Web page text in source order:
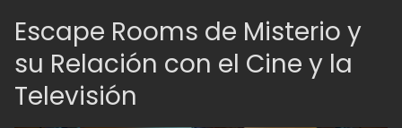
Escape Rooms de Misterio y
su Relación con el Cine y la
Televisión